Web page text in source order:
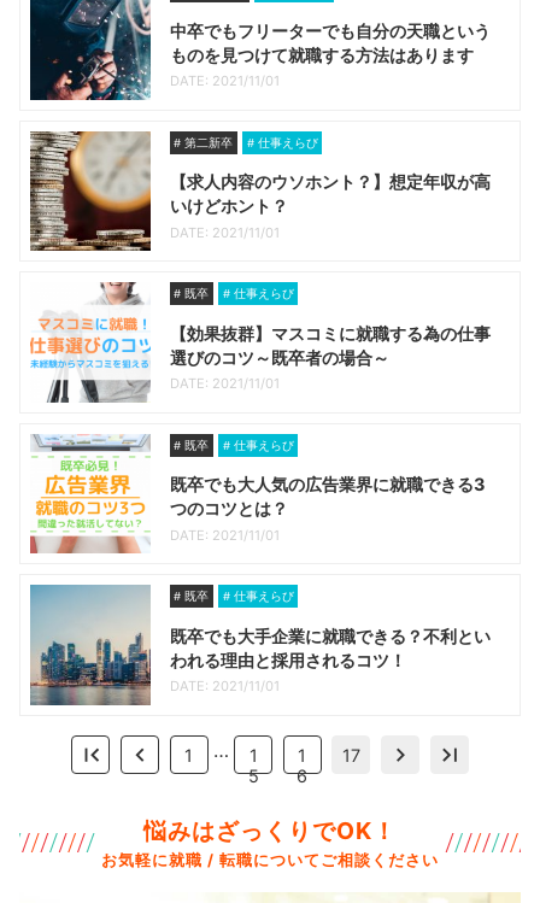
中卒でもフリーターでも自分の天職という
ものを見つけて就職する方法はあります
DATE: 2021/11/01
第二新卒 仕事えらび
【求人内容のウソホント？】想定年収が高
いけどホント？
DATE: 2021/11/01
既卒 仕事えらび
【効果抜群】マスコミに就職する為の仕事
選びのコツ～既卒者の場合～
DATE: 2021/11/01
既卒 仕事えらび
既卒でも大人気の広告業界に就職できる3
つのコツとは？
DATE: 2021/11/01
既卒 仕事えらび
既卒でも大手企業に就職できる？不利とい
われる理由と採用されるコツ！
DATE: 2021/11/01
1 …
1
5
1
6
17
悩みはざっくりでOK！
お気軽に就職 / 転職についてご相談ください